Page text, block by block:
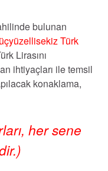
bulunan
Türk
Lirasını
ihtiyaçları ile temsil
konaklama,
her sene